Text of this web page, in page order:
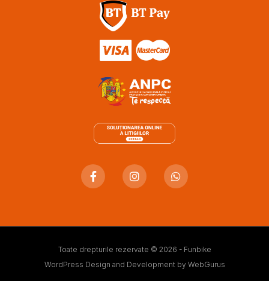
Toate drepturile rezervate © 2026 - Funbike
WordPress Design and Development by WebGurus